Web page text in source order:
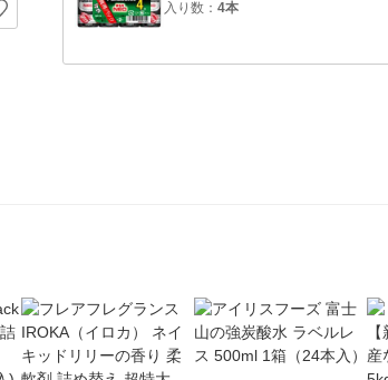
入り数： 4本